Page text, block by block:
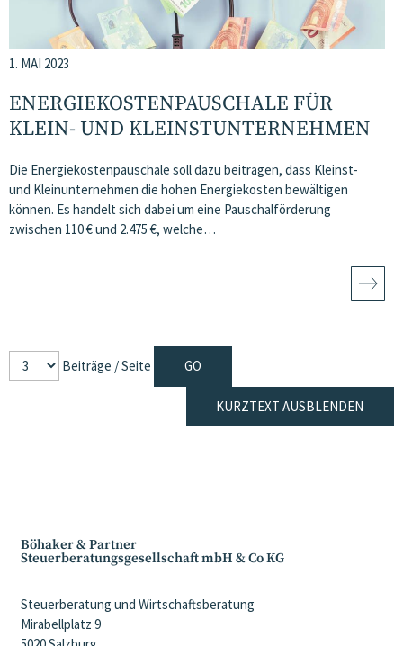
1. MAI 2023
ENERGIEKOSTENPAUSCHALE FÜR
KLEIN- UND KLEINSTUNTERNEHMEN
Die Energiekostenpauschale soll dazu beitragen, dass Kleinst-
und Kleinunternehmen die hohen Energiekosten bewältigen
können. Es handelt sich dabei um eine Pauschalförderung
zwischen 110 € und 2.475 €, welche…
Beiträge / Seite
KURZTEXT AUSBLENDEN
Böhaker & Partner
Steuerberatungsgesellschaft mbH & Co KG
Steuerberatung und Wirtschaftsberatung
Mirabellplatz 9